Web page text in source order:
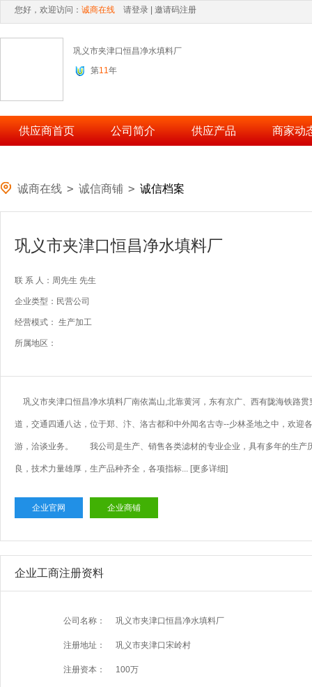
您好，欢迎访问： 诚商在线 请登录 邀请码注册
巩义市夹津口恒昌净水填料厂
第11年
供应商首页 公司简介 供应产品 商家动
诚商在线 > 诚信商铺 > 诚信档案
巩义市夹津口恒昌净水填料厂
联 系 人： 周先生 先生
企业类型：民营公司
经营模式： 生产加工
所属地区：
巩义市夹津口恒昌净水填料厂南依嵩山,北靠黄河，东有京广、西有陇海铁路贯
道，交通四通八达，位于郑、汴、洛古都和中外闻名古寺--少林圣地之中，欢迎
游，洽谈业务。 我公司是生产、销售各类滤材的专业企业，具有多年的生产
良，技术力量雄厚，生产品种齐全，各项指标... [更多详细]
企业官网 企业商铺
企业工商注册资料
公司名称： 巩义市夹津口恒昌净水填料厂
注册地址： 巩义市夹津口宋岭村
注册资本： 100万